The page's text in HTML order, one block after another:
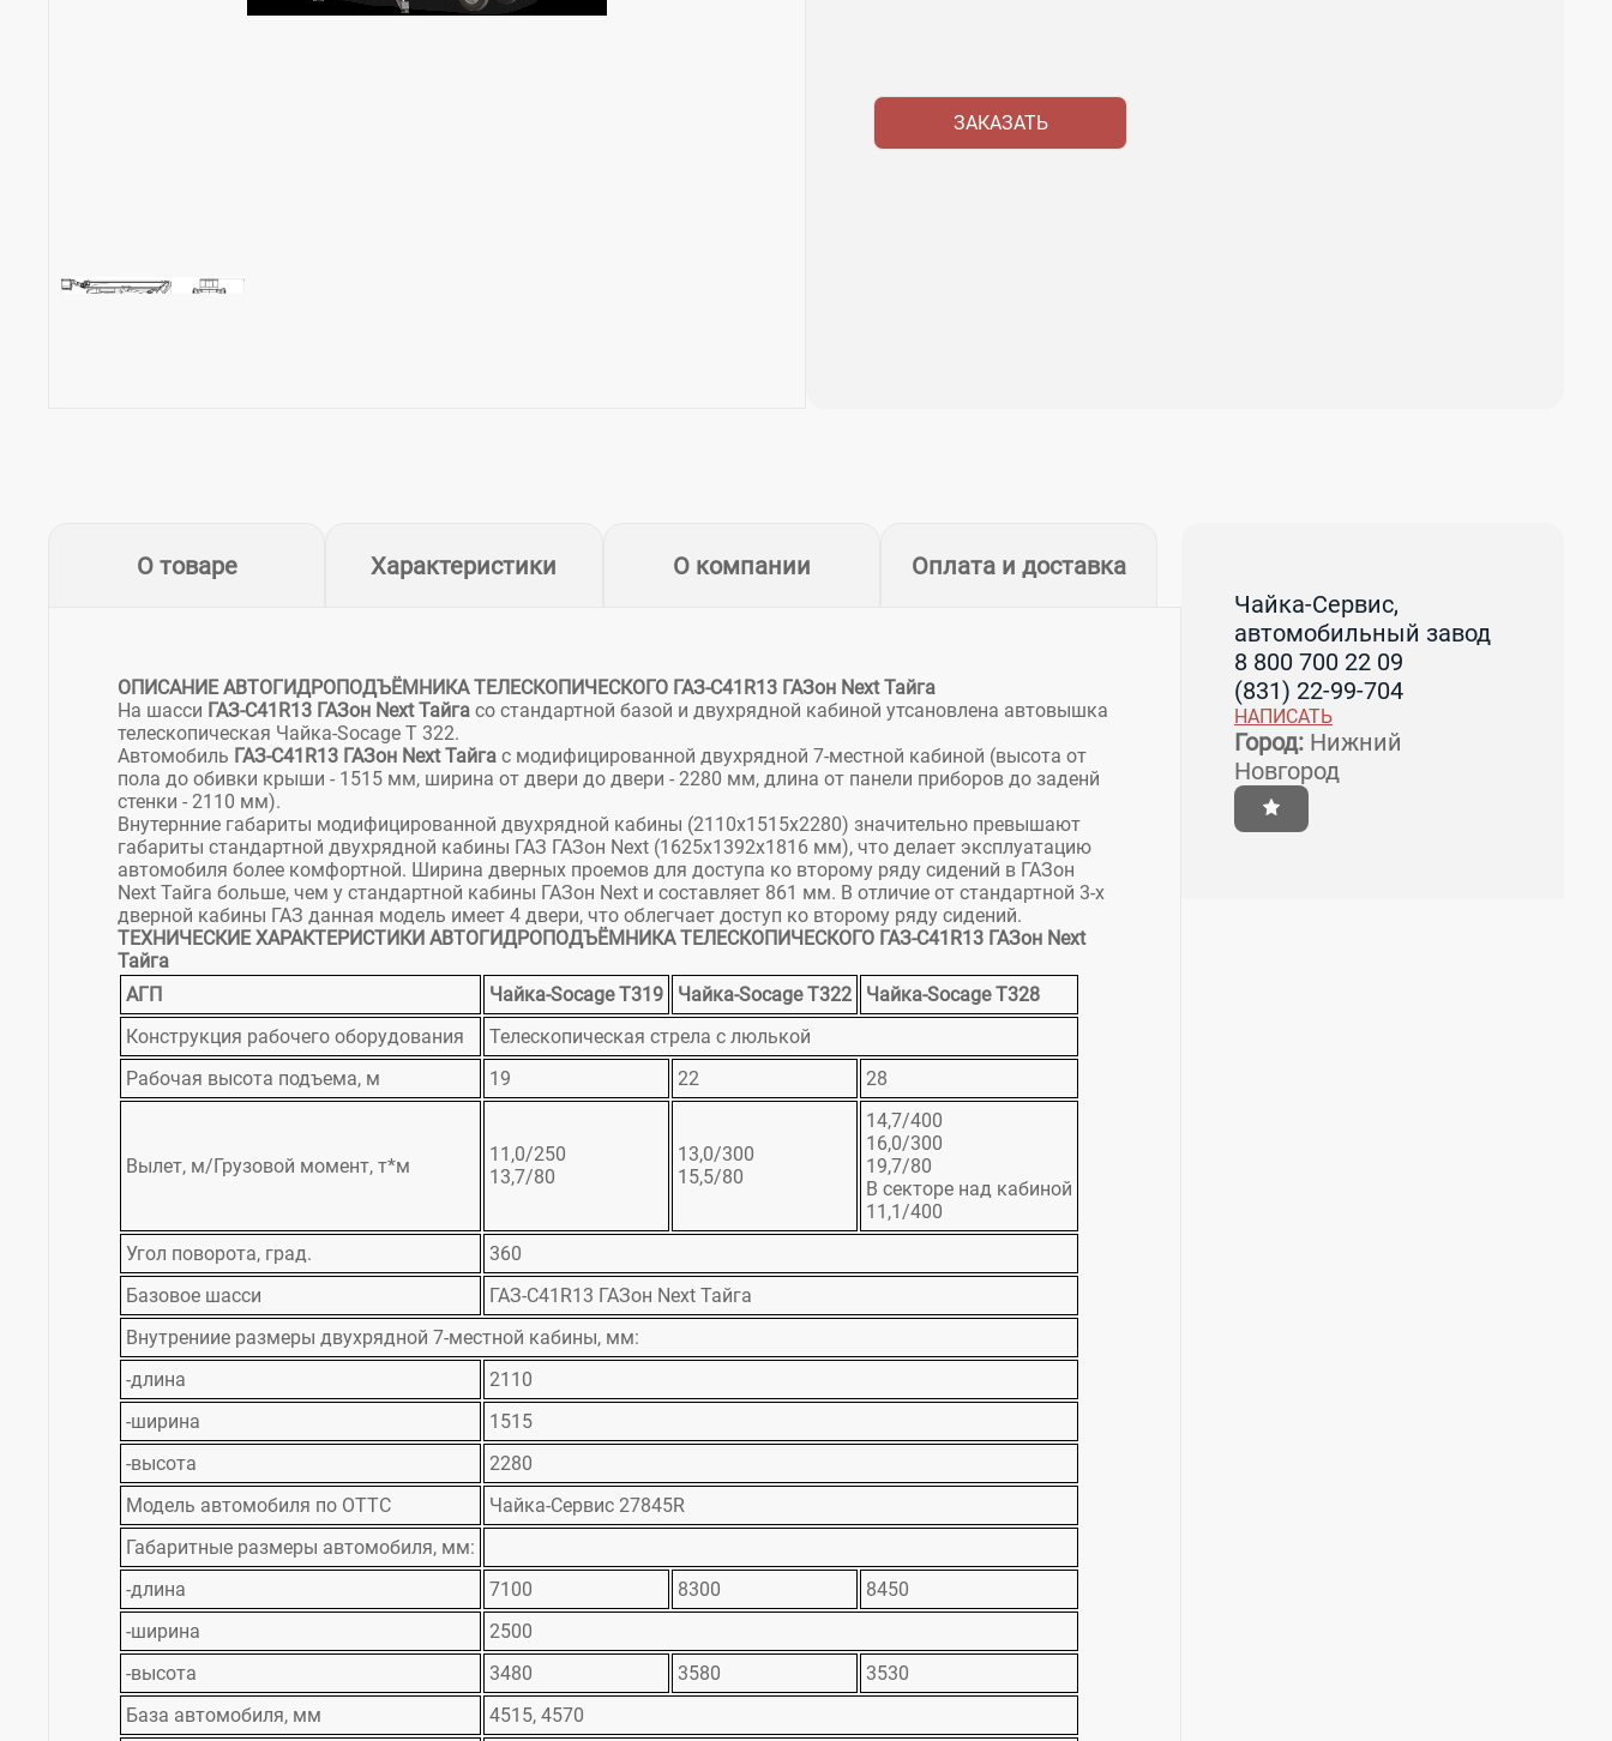
ЗАКАЗАТЬ
О товаре Характеристики О компании Оплата и доставка
ОПИСАНИЕ АВТОГИДРОПОДЪЁМНИКА ТЕЛЕСКОПИЧЕСКОГО ГАЗ-C41R13 ГАЗон Next Тайга
На шасси ГАЗ-С41R13 ГАЗон Next Тайга со стандартной базой и двухрядной кабиной утсановлена автовышка
телескопическая Чайка-Socage T 322.
Автомобиль ГАЗ-С41R13 ГАЗон Next Тайга с модифицированной двухрядной 7-местной кабиной (высота от
пола до обивки крыши - 1515 мм, ширина от двери до двери - 2280 мм, длина от панели приборов до заденй
стенки - 2110 мм).
Внутернние габариты модифицированной двухрядной кабины (2110х1515х2280) значительно превышают
габариты стандартной двухрядной кабины ГАЗ ГАЗон Next (1625х1392х1816 мм), что делает эксплуатацию
автомобиля более комфортной. Ширина дверных проемов для доступа ко второму ряду сидений в ГАЗон
Next Тайга больше, чем у стандартной кабины ГАЗон Next и составляет 861 мм. В отличие от стандартной 3-х
дверной кабины ГАЗ данная модель имеет 4 двери, что облегчает доступ ко второму ряду сидений.
ТЕХНИЧЕСКИЕ ХАРАКТЕРИСТИКИ АВТОГИДРОПОДЪЁМНИКА ТЕЛЕСКОПИЧЕСКОГО ГАЗ-C41R13 ГАЗон Next
Тайга
АГП
Чайка-Socage T319 Чайка-Socage T322
Чайка-Socage T328
Конструкция рабочего оборудования
Телескопическая стрела с люлькой
Рабочая высота подъема, м
19 22 28
Вылет, м/Грузовой момент, т*м
11,0/250
13,7/80
13,0/300
15,5/80
14,7/400
16,0/300
19,7/80
В секторе над кабиной
11,1/400
Угол поворота, град.
360
Базовое шасси
ГАЗ-C41R13 ГАЗон Next Тайга
Внутрениие размеры двухрядной 7-местной кабины, мм:
-длина
2110
-ширина
1515
-высота
2280
Модель автомобиля по ОТТС
Чайка-Сервис 27845R
Габаритные размеры автомобиля, мм:
-длина
7100 8300
8450
-ширина
2500
-высота
3480 3580
3530
База автомобиля, мм
4515, 4570
Чайка-Сервис,
автомобильный завод
8 800 700 22 09
(831) 22-99-704
НАПИСАТЬ
Город: Нижний
Новгород